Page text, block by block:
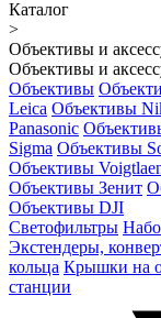
Каталог
>
Объективы и
Объективы и
Объективы
Leica Объективы
Panasonic
Sigma Объективы
Объективы
Объективы Зенит
Объективы DJI
Светофильтры
Экстендеры,
кольца Крышки на
станции